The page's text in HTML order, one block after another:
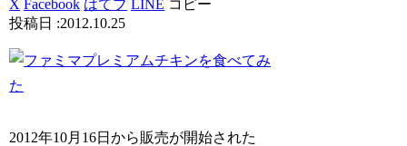
X Facebook はてブ LINE コピー
2012.10.25
2012年10月16日から販売が開始された